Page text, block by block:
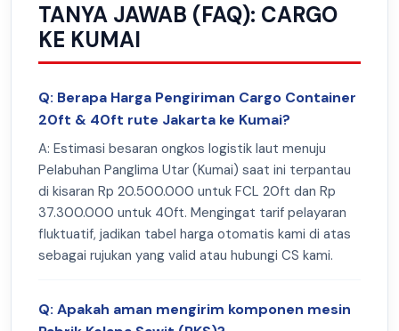
TANYA JAWAB (FAQ): CARGO
KE KUMAI
Q: Berapa Harga Pengiriman Cargo Container
20ft & 40ft rute Jakarta ke Kumai?
A: Estimasi besaran ongkos logistik laut menuju
Pelabuhan Panglima Utar (Kumai) saat ini terpantau
di kisaran Rp 20.500.000 untuk FCL 20ft dan Rp
37.300.000 untuk 40ft. Mengingat tarif pelayaran
fluktuatif, jadikan tabel harga otomatis kami di atas
sebagai rujukan yang valid atau hubungi CS kami.
Q: Apakah aman mengirim komponen mesin